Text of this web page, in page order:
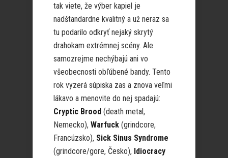
tak viete, že výber kapiel je
nadštandardne kvalitný a už neraz sa
tu podarilo odkryť nejaký skrytý
drahokam extrémnej scény. Ale
samozrejme nechýbajú ani vo
všeobecnosti obľúbené bandy. Tento
rok vyzerá súpiska zas a znova veľmi
lákavo a menovite do nej spadajú:
Cryptic Brood (death metal,
Nemecko), Warfuck (grindcore,
Francúzsko), Sick Sinus Syndrome
(grindcore/gore, Česko), Idiocracy